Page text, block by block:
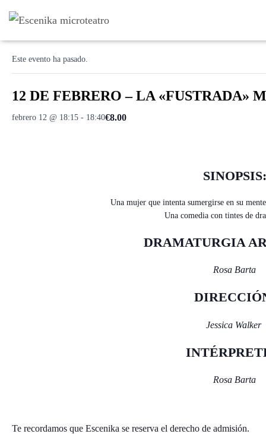
Este evento ha pasado.
12 DE FEBRERO – LA «FUSTRADA»
febrero 12 @ 18:15 - 18:40€8.00
SINOPSIS:
Una mujer que intenta sumergirse en su
Una comedia con tintes de
DRAMATURGIA
Rosa Barta
Jessica Walker
Rosa Barta
Te recordamos que Escenika se reserva el derecho de admisión.